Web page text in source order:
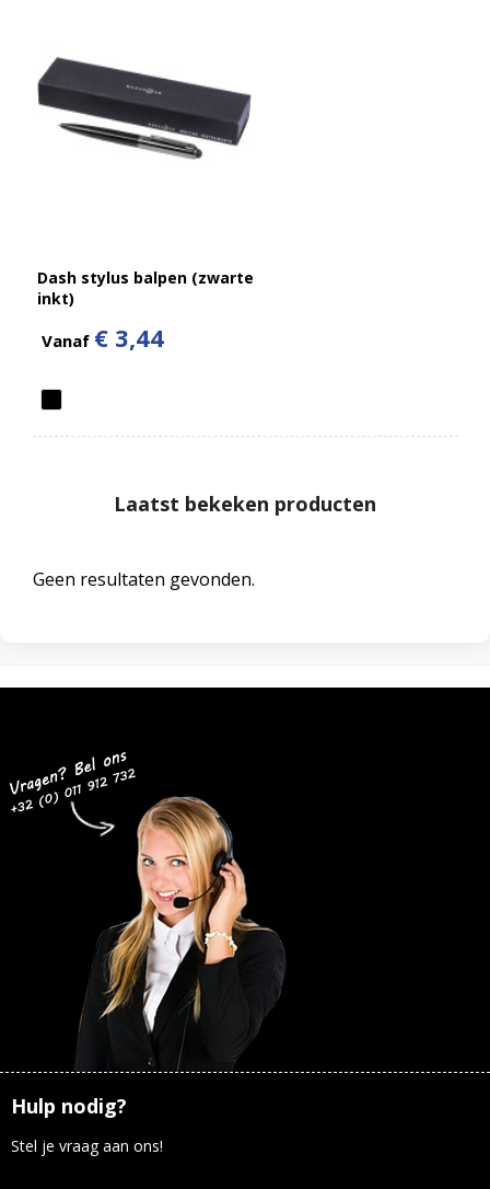
Dash stylus balpen (zwarte
inkt)
Vanaf € 3,44
Laatst bekeken producten
Geen resultaten gevonden.
Hulp nodig?
Stel je vraag aan ons!